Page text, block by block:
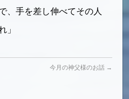
、手を差し伸べてその人
」
今月の神父様のお話 →